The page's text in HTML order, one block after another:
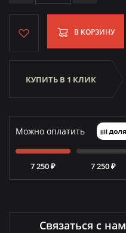
В КОРЗИНУ
КУПИТЬ В 1 КЛИК
Можно оплатить
7 250 ₽ 7 250 ₽
Связаться с